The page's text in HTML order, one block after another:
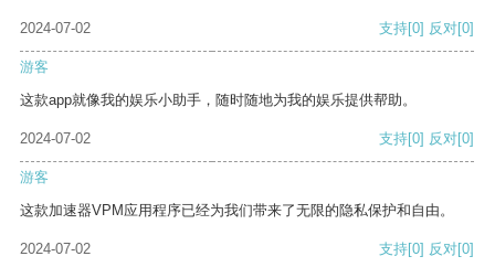
2024-07-02 支持[0] 反对[0]
游客
这款app就像我的娱乐小助手，随时随地为我的娱乐提供帮助。
2024-07-02 支持[0] 反对[0]
游客
这款加速器VPM应用程序已经为我们带来了无限的隐私保护和自由。
2024-07-02 支持[0] 反对[0]